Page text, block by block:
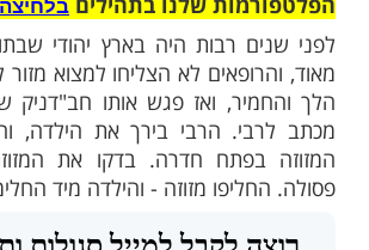
עוד תוכן חדש ומפתיע!
שלנו בתהילים
בלחיצה